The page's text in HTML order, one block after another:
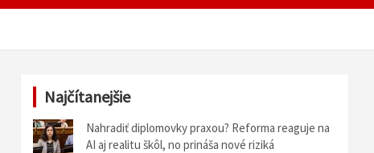
Najčítanejšie
Nahradiť diplomovky praxou? Reforma reaguje na
AI aj realitu škôl, no prináša nové riziká